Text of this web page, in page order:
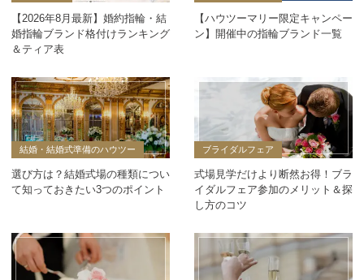
【2026年8月最新】婚約指輪・結
婚指輪ブランド格付けランキング
＆ティア表
【ハウツーマリー限定キャンペー
ン】開催中の指輪ブランド一覧
結婚・結婚式準備のハウツー
選び方は？結婚式場の種類につい
て知っておきたい3つのポイント
ブライダルフェア
式場見学だけより断然お得！ブラ
イダルフェア参加のメリット＆探
し方のコツ